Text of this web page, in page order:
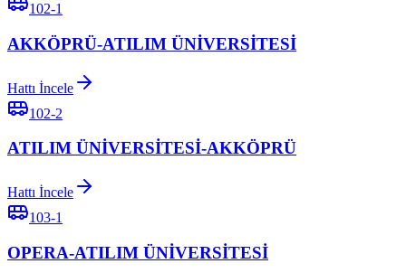
102-1
AKKÖPRÜ-ATILIM ÜNİVERSİTESİ
Hattı İncele
102-2
ATILIM ÜNİVERSİTESİ-AKKÖPRÜ
Hattı İncele
103-1
OPERA-ATILIM ÜNİVERSİTESİ